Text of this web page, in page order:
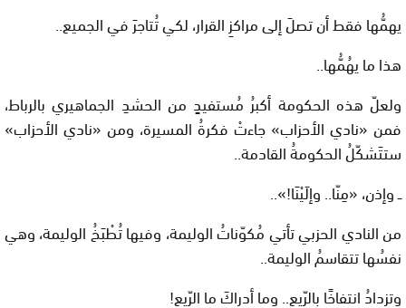
يهمُّها فقط أن تصلَ إلى مراكزِ القرار، لكي تُتاجرَ في الجميع..
هذا ما يهُمُّها..
ولعلّ هذه الحكومة أكبرُ مُستفيدٍ من الحشدِ الجماهيري بالرباط،
فمن «نادي الأحزاب» جاءتْ فكرةُ المسيرة، ومن «نادي الأحزاب»
ستتَشكّلُ الحكومةُ القادمة..
ــ وإذن، «مِنّا.. وإلَيْنَا!»..
من النادي الحزبي تأتي مُكوّناتُ الوليمة، وفيها تُطْبَخُ الوليمة، وهي
نفسُها تتقاسمُ الوليمة..
وتزدادُ انتفاخًا بالرّيع.. وما أدراكَ ما الرّيع!